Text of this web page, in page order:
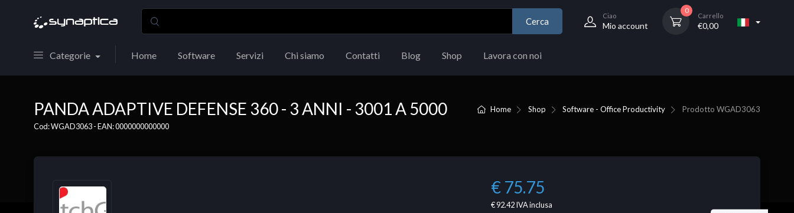
Cerca
Ciao
Mio account
0
Carrello
€0,00
Categorie Home Software Servizi Chi siamo Contatti Blog Shop Lavora con noi
Home Shop Software - Office Productivity Prodotto WGAD3063
PANDA ADAPTIVE DEFENSE 360 - 3 ANNI - 3001 A 5000
Cod: WGAD3063 - EAN: 0000000000000
€ 75.75
€ 92.42IVA inclusa